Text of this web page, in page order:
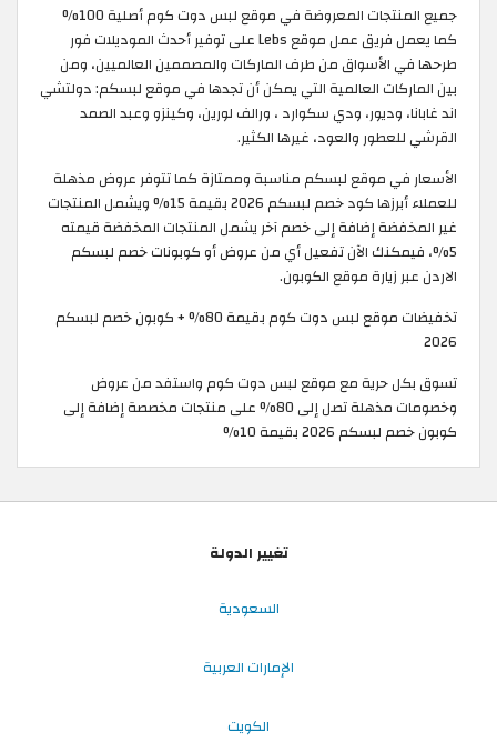
جميع المنتجات المعروضة في موقع لبس دوت كوم أصلية 100%
كما يعمل فريق عمل موقع Lebs على توفير أحدث الموديلات فور
طرحها في الأسواق من طرف الماركات والمصممين العالميين، ومن
بين الماركات العالمية التي يمكن أن تجدها في موقع لبسكم: دولتشي
اند غابانا، وديور، ودي سكوارد ، ورالف لورين، وكينزو وعبد الصمد
القرشي للعطور والعود، غيرها الكثير.
الأسعار في موقع لبسكم مناسبة وممتازة كما تتوفر عروض مذهلة
للعملاء أبرزها كود خصم لبسكم 2026 بقيمة 15% ويشمل المنتجات
غير المخفضة إضافة إلى خصم آخر يشمل المنتجات المخفضة قيمته
5%، فيمكنك الآن تفعيل أي من عروض أو كوبونات خصم لبسكم
الاردن عبر زيارة موقع الكوبون.
تخفيضات موقع لبس دوت كوم بقيمة 80% + كوبون خصم لبسكم
2026
تسوق بكل حرية مع موقع لبس دوت كوم واستفد من عروض
وخصومات مذهلة تصل إلى 80% على منتجات مخصصة إضافة إلى
كوبون خصم لبسكم 2026 بقيمة 10%
تغيير الدولة
السعودية
الإمارات العربية
الكويت